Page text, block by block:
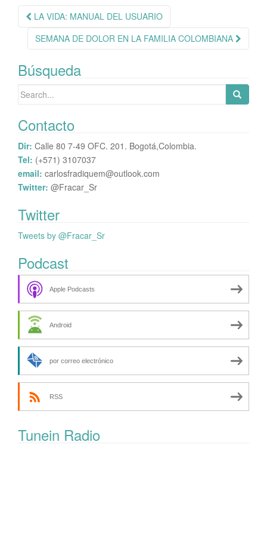
Navegación
de
LA VIDA: MANUAL DEL USUARIO
SEMANA DE DOLOR EN LA FAMILIA COLOMBIANA
Búsqueda
Search
Contacto
Dir: Calle 80 7-49 OFC. 201. Bogotá,Colombia.
Tel: (+571) 3107037
email: carlosfradiquem@outlook.com
Twitter: @Fracar_Sr
Twitter
Tweets by @Fracar_Sr
Podcast
Apple Podcasts
Android
por correo electrónico
RSS
Tunein Radio